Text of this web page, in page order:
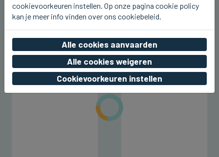
DIKSMUIDE
Morgen Kioskconcert met 4 Fun in
Diksmuide
za 08 augustus 2026, 23:07
cookievoorkeuren instellen. Op onze pagina cookie policy
kan je meer info vinden over ons cookiebeleid.
Alle cookies aanvaarden
Alle cookies weigeren
Cookievoorkeuren instellen